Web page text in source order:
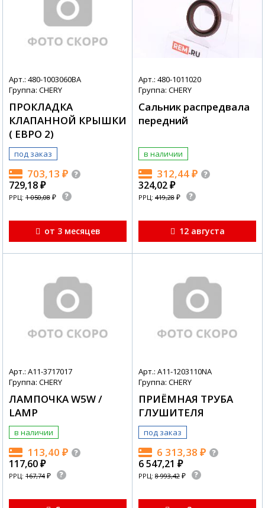
Арт.: 480-1003060BA
Группа: CHERY
ПРОКЛАДКА
КЛАПАННОЙ КРЫШКИ
( ЕВРО 2)
под заказ
703,13 ₽
729,18₽
РРЦ: 1 050,08 ₽
от 3 месяцев
Арт.: 480-1011020
Группа: CHERY
Сальник распредвала
передний
в наличии
312,44₽
324,02₽
РРЦ: 419,28 ₽
12 августа
Арт.: A11-3717017
Группа: CHERY
ЛАМПОЧКА W5W /
LAMP
в наличии
113,40 ₽
117,60₽
РРЦ: 167,74₽
Арт.: A11-1203110NA
Группа: CHERY
ПРИЁМНАЯ ТРУБА
ГЛУШИТЕЛЯ
под заказ
6 313,38 ₽
6 547,21 ₽
РРЦ: 8 993,42 ₽